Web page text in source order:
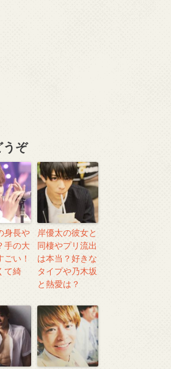
うぞ
身長や
手の大
ごい！
て綺
岸優太の彼女と
同棲やプリ流出
は本当？好きな
タイプや乃木坂
と熱愛は？